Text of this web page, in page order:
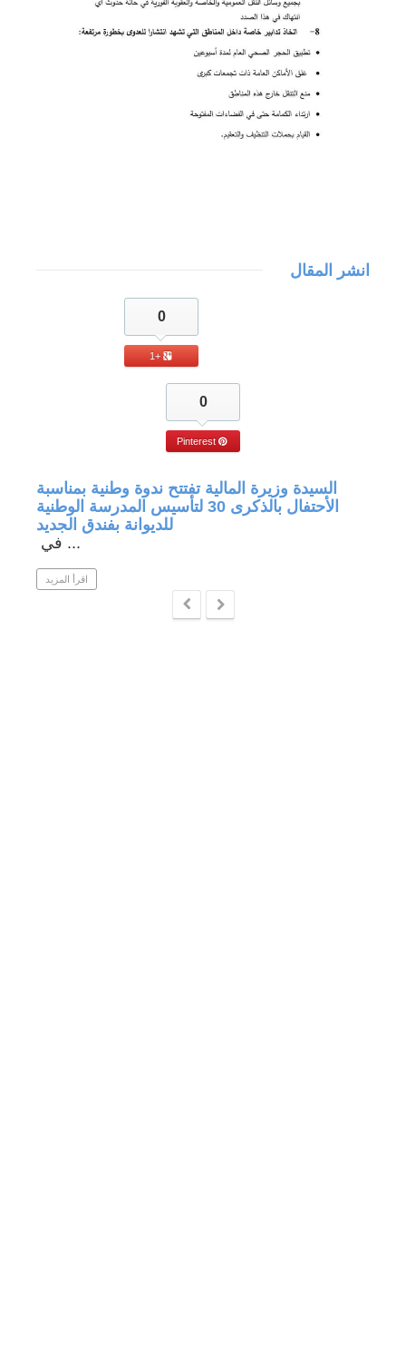
انشر المقال
0
+1
0
Pinterest
السيدة وزيرة المالية تفتتح ندوة وطنية بمناسبة
الأحتفال بالذكرى 30 لتأسيس المدرسة الوطنية
للديوانة بفندق الجديد
في ...
اقرأ المزيد